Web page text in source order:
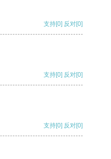
支持[0] 反对[0]
支持[0] 反对[0]
支持[0] 反对[0]